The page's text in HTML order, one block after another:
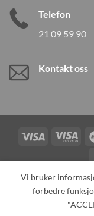
Telefon
21 09 59 90
Kontakt oss
Visa
Visa
Vi bruker
forbedre